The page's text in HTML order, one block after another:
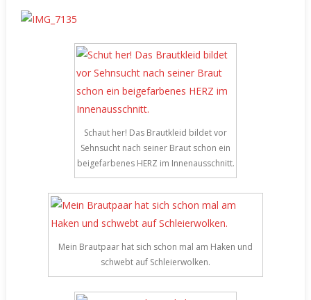
Schaut her! Das Brautkleid bildet vor
Sehnsucht nach seiner Braut schon ein
beigefarbenes HERZ im Innenausschnitt.
Mein Brautpaar hat sich schon mal am Haken und
schwebt auf Schleierwolken.